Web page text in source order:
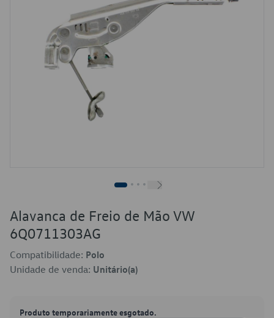
Alavanca de Freio de Mão VW
6Q0711303AG
Compatibilidade: Polo
Unidade de venda: Unitário(a)
Produto temporariamente esgotado.